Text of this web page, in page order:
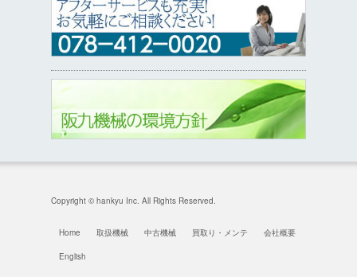
Copyright © hankyu Inc. All Rights Reserved.
Home 取扱機械 中古機械 買取り・メンテ 会社概要
English